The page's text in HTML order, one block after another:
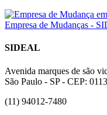
SIDEAL
Avenida marques de são
São Paulo - SP - CEP:
(11) 94012-7480